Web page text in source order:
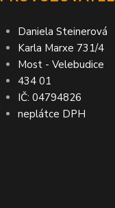
Daniela Steinerová
Karla Marxe 731/4
Most - Velebudice
434 01
IČ: 04794826
neplátce DPH